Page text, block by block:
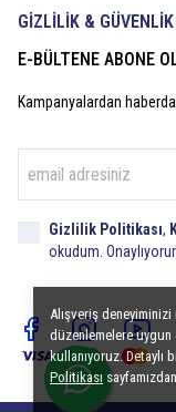
Alışveriş
düzenlemelere
kullanıyoruz. Detaylı
Politikası
GİZLİLİK & GÜVENLİK
E-BÜLTENE ABONE
Kampanyalardan
Gizlilik Politikası,
okudum.